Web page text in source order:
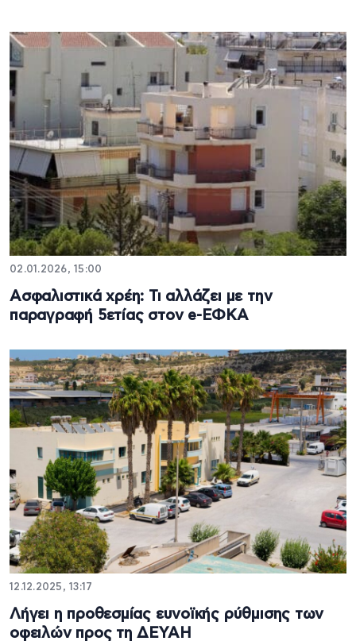
02.01.2026, 15:00
Ασφαλιστικά χρέη: Τι αλλάζει με την
παραγραφή 5ετίας στον e-ΕΦΚΑ
12.12.2025, 13:17
Λήγει η προθεσμίας ευνοϊκής ρύθμισης των
οφειλών προς τη ΔΕΥΑΗ